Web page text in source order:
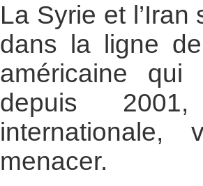
La Syrie et
dans la ligne
américaine
depuis
menacer.